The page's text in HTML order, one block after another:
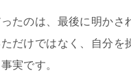
たのは、最後に明かさ
だけではなく、自分
実です。